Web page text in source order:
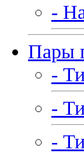
-
Пары
-
-
-